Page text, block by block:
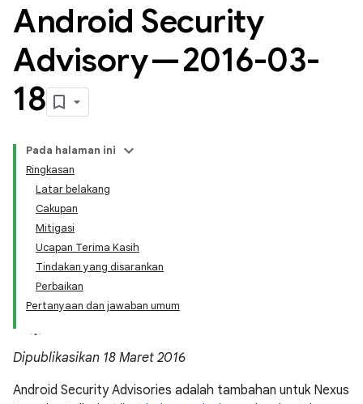
Android Security
Advisory — 2016-03-
18
Pada halaman ini
Ringkasan
Latar belakang
Cakupan
Mitigasi
Ucapan Terima Kasih
Tindakan yang disarankan
Perbaikan
Pertanyaan dan jawaban umum
Dipublikasikan 18 Maret 2016
Android Security Advisories adalah tambahan untuk Nexus